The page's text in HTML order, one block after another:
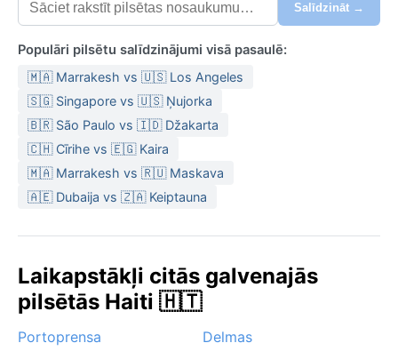
Salīdzināt →
Populāri pilsētu salīdzinājumi visā pasaulē:
🇲🇦 Marrakesh vs 🇺🇸 Los Angeles
🇸🇬 Singapore vs 🇺🇸 Ņujorka
🇧🇷 São Paulo vs 🇮🇩 Džakarta
🇨🇭 Cīrihe vs 🇪🇬 Kaira
🇲🇦 Marrakesh vs 🇷🇺 Maskava
🇦🇪 Dubaija vs 🇿🇦 Keiptauna
Laikapstākļi citās galvenajās
pilsētās Haiti 🇭🇹
Portoprensa
Delmas